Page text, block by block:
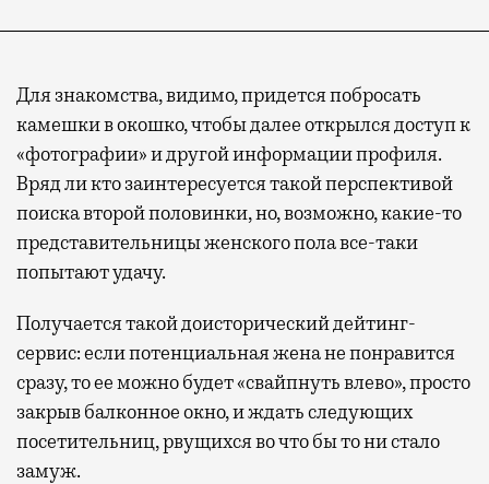
Для знакомства, видимо, придется побросать
камешки в окошко, чтобы далее открылся доступ к
«фотографии» и другой информации профиля.
Вряд ли кто заинтересуется такой перспективой
поиска второй половинки, но, возможно, какие-то
представительницы женского пола все-таки
попытают удачу.
Получается такой доисторический дейтинг-
сервис: если потенциальная жена не понравится
сразу, то ее можно будет «свайпнуть влево», просто
закрыв балконное окно, и ждать следующих
посетительниц, рвущихся во что бы то ни стало
замуж.